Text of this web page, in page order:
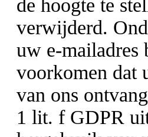
de hoogte te
verwijderd.
uw e-mailadres
voorkomen dat
van ons
1 lit. f GDPR